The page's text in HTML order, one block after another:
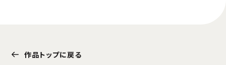
作品トップに戻る